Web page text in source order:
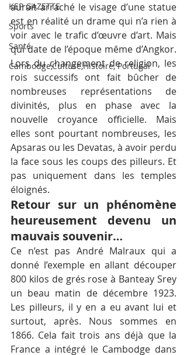
KEP GAZETTE
Sports
Santé
Cambodge,Culture,Histoire, Portugal
aurait arraché le visage d’une statue
est en réalité un drame qui n’a rien à
voir avec le trafic d’œuvre d’art. Mais
qui date de l’époque même d’Angkor.
Lors du changement de religion, les
rois successifs ont fait bûcher de
nombreuses représentations de
divinités, plus en phase avec la
nouvelle croyance officielle. Mais
elles sont pourtant nombreuses, les
Apsaras ou les Devatas, à avoir perdu
la face sous les coups des pilleurs. Et
pas uniquement dans les temples
éloignés.
Retour sur un phénomène
heureusement devenu un
mauvais souvenir…
Ce n’est pas André Malraux qui a
donné l’exemple en allant découper
800 kilos de grés rose à Banteay Srey
un beau matin de décembre 1923.
Les pilleurs, il y en a eu avant lui et
surtout, après. Nous sommes en
1866. Cela fait trois ans déjà que la
France a intégré le Cambodge dans